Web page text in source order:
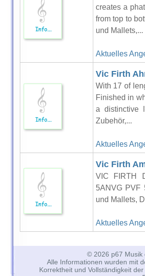
creates a
from top to
und Mallets,...
Aktuelles
Vic Firth
With 17 of
Finished in
a distinctive
Zubehör,...
Aktuelles
Vic Firth
VIC FIRTH
5ANVG PVF
und Mallets,
Aktuelles
© 2026 p67 Musik
Alle Informationen wurden mit
Korrektheit und Vollständigkeit